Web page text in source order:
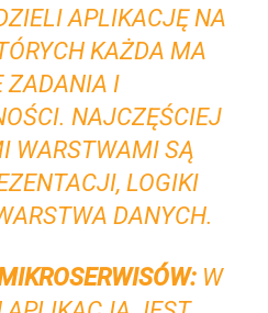
APLIKACJĘ NA
KAŻDA MA
ZADANIA I
NAJCZĘŚCIEJ
WARSTWAMI SĄ
LOGIKI
DANYCH.
W